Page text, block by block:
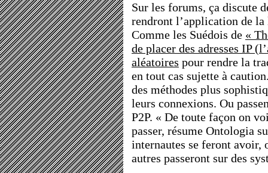
Sur les forums, ça discute
rendront l’application de
Comme les Suédois de «
de placer des adresses IP
aléatoires pour rendre la
en tout cas sujette à
des méthodes plus
leurs connexions. Ou
P2P. « De toute façon on
passer, résume Ontologia
internautes se feront avoir,
autres passeront sur des